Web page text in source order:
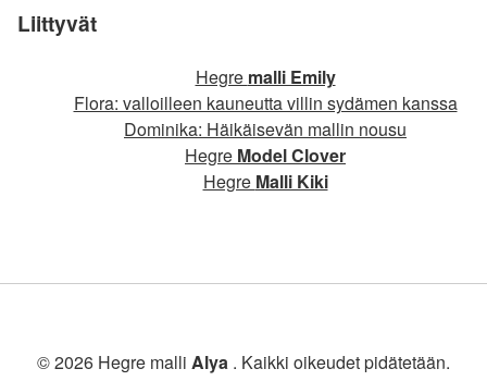
Liittyvät
Hegre malli Emily
Flora: valloilleen kauneutta villin sydämen kanssa
Dominika: Häikäisevän mallin nousu
Hegre Model Clover
Hegre Malli Kiki
© 2026 Hegre malli Alya . Kaikki oikeudet pidätetään.